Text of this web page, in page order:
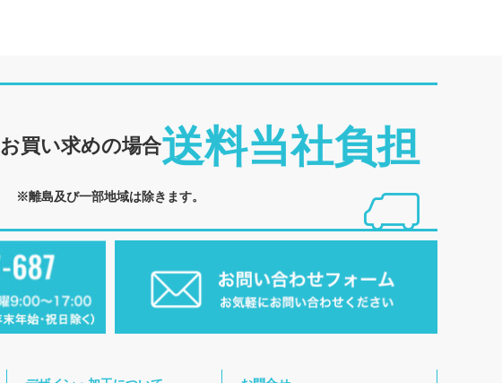
お買い求めの場合送料当社負担
※離島及び一部地域は除きます。